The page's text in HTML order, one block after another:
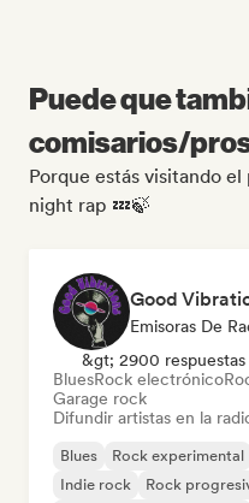
Puede que
comisarios/
Porque estás visitando
night rap 💤🍃
Good
Emisoras De
&gt; 2900 respuestas
BluesRock electrónico
Garage rock
Difundir artistas en la
Blues Rock experimental
Indie rock
Rock